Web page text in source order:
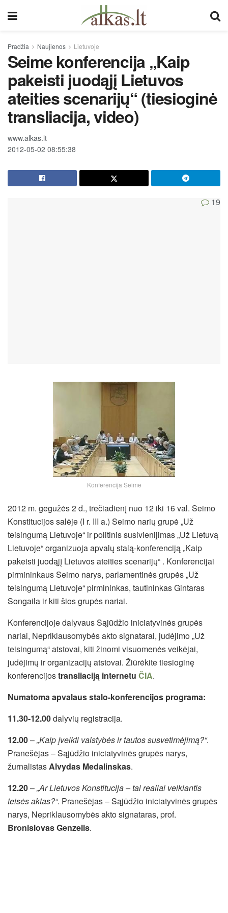
Pradžia Naujienos Lietuvoje
Seime konferencija „Kaip
pakeisti juodąjį Lietuvos
ateities scenarijų“ (tiesioginė
transliacija, video)
www.alkas.lt
2012-05-02 08:55:38
19
Konferencija Seime
2012 m. gegužės 2 d., trečiadienį nuo 12 iki 16 val. Seimo
Konstitucijos salėje (I r. III a.) Seimo narių grupė „Už
teisingumą Lietuvoje“ ir politinis susivienijimas „Už Lietuvą
Lietuvoje“ organizuoja apvalų stalą-konferenciją „Kaip
pakeisti juodąjį Lietuvos ateities scenarijų“ . Konferencijai
pirmininkaus Seimo narys, parlamentinės grupės „Už
teisingumą Lietuvoje“ pirmininkas, tautininkas Gintaras
Songaila ir kiti šios grupės nariai.
Konferencijoje dalyvaus Sąjūdžio iniciatyvinės grupės
nariai, Nepriklausomybės akto signatarai, judėjimo „Už
teisingumą“ atstovai, kiti žinomi visuomenės veikėjai,
judėjimų ir organizacijų atstovai. Žiūrėkite tiesioginę
konferencijostransliaciją internetu ČIA.
Numatoma apvalaus stalo-konferencijos programa:
11.30-12.00dalyvių registracija.
12.00–„Kaip įveikti valstybės ir tautos susvetimėjimą?“.
Pranešėjas – Sąjūdžio iniciatyvinės grupės narys,
žurnalistasAlvydas Medalinskas.
12.20–„Ar Lietuvos Konstitucija – tai realiai veikiantis
teisės aktas?“. Pranešėjas – Sąjūdžio iniciatyvinės grupės
narys, Nepriklausomybės akto signataras, prof.
Bronislovas Genzelis.